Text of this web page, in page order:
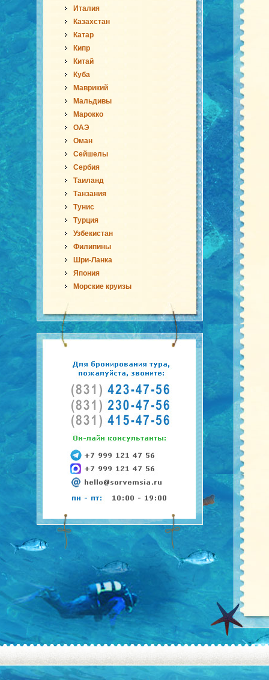
Италия
Казахстан
Катар
Кипр
Китай
Куба
Маврикий
Мальдивы
Марокко
ОАЭ
Оман
Сейшелы
Сербия
Таиланд
Танзания
Тунис
Турция
Узбекистан
Филипины
Шри-Ланка
Япония
Морские круизы